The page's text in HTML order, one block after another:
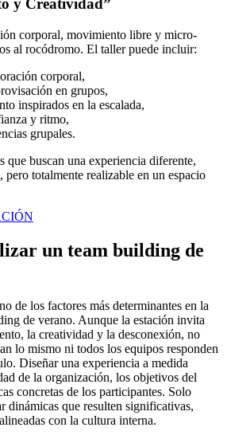
y Creatividad”
corporal, movimiento libre y micro-
al rocódromo. El taller puede incluir:
corporal,
en grupos,
inspirados en la escalada,
y ritmo,
grupales.
que buscan una experiencia diferente,
totalmente realizable en un espacio
un team building de
de los factores más determinantes en la
de verano. Aunque la estación invita
la creatividad y la desconexión, no
lo mismo ni todos los equipos responden
Diseñar una experiencia a medida
de la organización, los objetivos del
concretas de los participantes. Solo
dinámicas que resulten significativas,
con la cultura interna.